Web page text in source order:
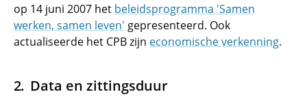
op 14 juni 2007 het beleidsprogramma 'Samen
werken, samen leven' gepresenteerd. Ook
actualiseerde het CPB zijn economische verkenning.
Data en zittingsduur